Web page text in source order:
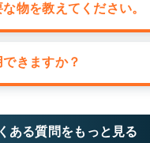
物を教えてください。
きますか？
ある質問をもっと見る